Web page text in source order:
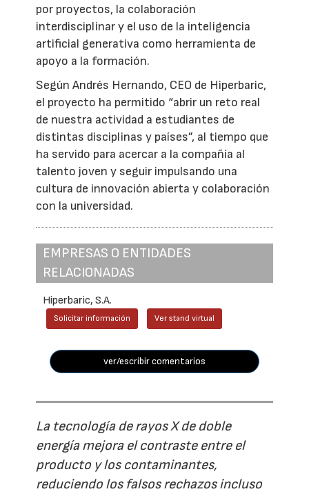
por proyectos, la colaboración
interdisciplinar y el uso de la inteligencia
artificial generativa como herramienta de
apoyo a la formación.
Según Andrés Hernando, CEO de Hiperbaric,
el proyecto ha permitido “abrir un reto real
de nuestra actividad a estudiantes de
distintas disciplinas y países”, al tiempo que
ha servido para acercar a la compañía al
talento joven y seguir impulsando una
cultura de innovación abierta y colaboración
con la universidad.
EMPRESAS O ENTIDADES
RELACIONADAS
Hiperbaric, S.A.
Solicitar información Ver stand virtual
ver/escribir comentarios
La tecnología de rayos X de doble
energía mejora el contraste entre el
producto y los contaminantes,
reduciendo los falsos rechazos incluso